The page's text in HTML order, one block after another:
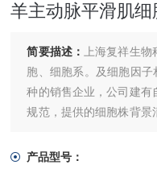
羊主动脉平滑肌细
简要描述：
上海复祥生
胞、细胞系。及细胞因
种的销售企业，公司建有
规范，提供的细胞株背景
大保藏中心有密切联系，
产品型号：